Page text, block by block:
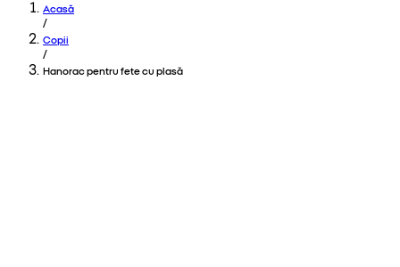
Acasă
/
Copii
/
Hanorac pentru fete cu plasă